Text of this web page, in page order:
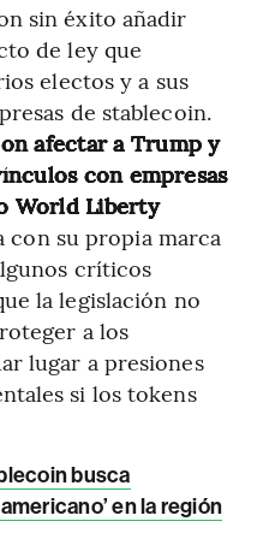
sin éxito añadir
de ley que
electos y a sus
de stablecoin.
afectar a Trump y
con empresas
World Liberty
su propia marca
críticos
la legislación no
a los
lugar a presiones
si los tokens
busca
en la región